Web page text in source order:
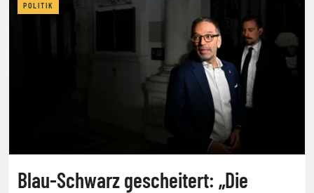
POLITIK
Blau-Schwarz gescheitert: „Die